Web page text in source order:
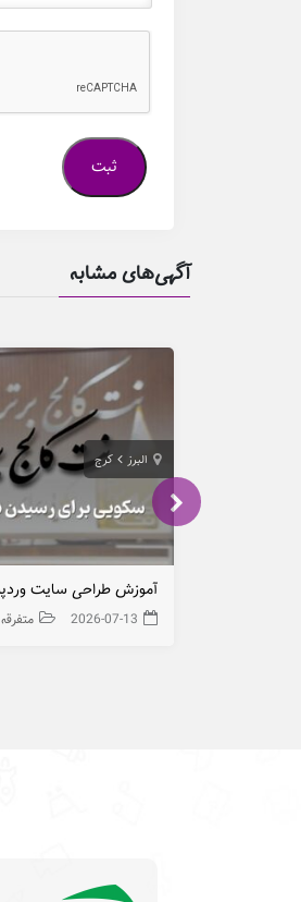
آگهی‌های مشابه
البرز کرج
2026-07-13 متفرقه